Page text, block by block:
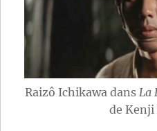
Raizô Ichikawa dans La
de